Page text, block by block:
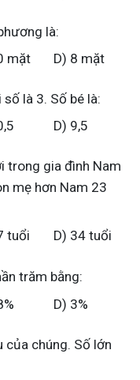
là:
mặt D) 8 mặt
là 3. Số bé là:
D) 9,5
trong gia đình Nam
mẹ hơn Nam 23
tuổi D) 34 tuổi
trăm bằng:
D) 3%
của chúng. Số lớn